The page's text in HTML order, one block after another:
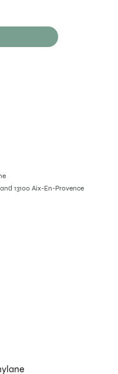
13100 Aix-En-Provence